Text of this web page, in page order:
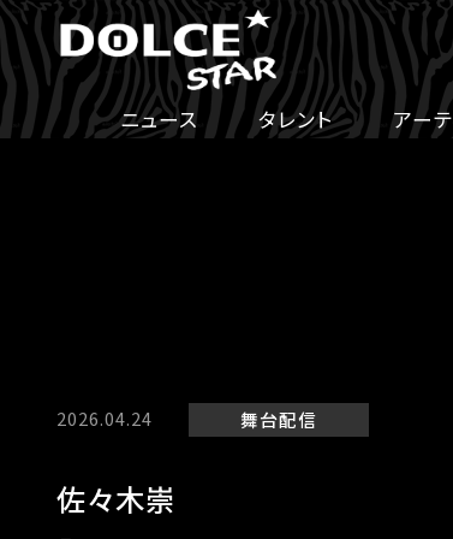
ニュース タレント アー
2026.04.24 舞台配信
佐々木崇